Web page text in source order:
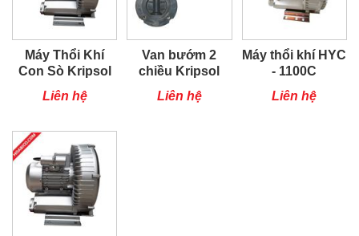
Máy Thổi Khí
Con Sò Kripsol
SKH250T1
Liên hệ
Van bướm 2
chiều Kripsol
Liên hệ
Máy thổi khí HYC
- 1100C
Liên hệ